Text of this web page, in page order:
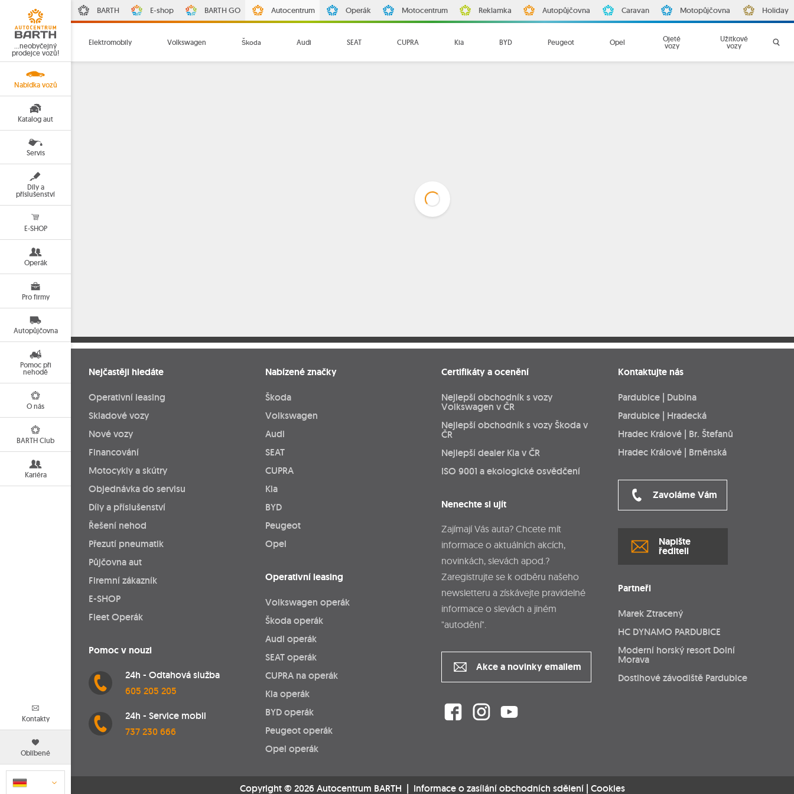
…neobyčejný
prodejce vozů!
Nabídka vozů
Katalog aut
Servis
Díly a
příslušenství
E-SHOP
Operák
Pro firmy
Autopůjčovna
Pomoc při
nehodě
O nás
BARTH Club
Kariéra
Kontakty
Oblíbené
BARTH E-shop BARTH GO Autocentrum Operák Motocentrum Reklamka Autopůjčovna Caravan Motopůjčovna Holiday
Elektromobily Volkswagen Škoda Audi SEAT CUPRA Kia BYD Peugeot Opel
Ojeté
vozy
Užitkové
vozy
Nejčastěji hledáte
Operativní leasing
Skladové vozy
Nové vozy
Financování
Motocykly a skútry
Objednávka do servisu
Díly a příslušenství
Řešení nehod
Přezutí pneumatik
Půjčovna aut
Firemní zákazník
E-SHOP
Fleet Operák
Pomoc v nouzi
24h - Odtahová služba
605 205 205
24h - Service mobil
737 230 666
Nabízené značky
Škoda
Volkswagen
Audi
SEAT
CUPRA
Kia
BYD
Peugeot
Opel
Operativní leasing
Volkswagen operák
Škoda operák
Audi operák
SEAT operák
CUPRA na operák
Kia operák
BYD operák
Peugeot operák
Opel operák
Certifikáty a ocenění
Nejlepší obchodník s vozy
Volkswagen v ČR
Nejlepší obchodník s vozy Škoda v
ČR
Nejlepší dealer Kia v ČR
ISO 9001 a ekologické osvědčení
Nenechte si ujít
Zajímají Vás auta? Chcete mít
informace o aktuálních akcích,
novinkách, slevách apod.?
Zaregistrujte se k odběru našeho
newsletteru a získávejte pravidelné
informace o slevách a jiném
"autodění".
Akce a novinky emailem
Kontaktujte nás
Pardubice | Dubina
Pardubice | Hradecká
Hradec Králové | Br. Štefanů
Hradec Králové | Brněnská
Zavoláme Vám
Napište
řediteli
Partneři
Marek Ztracený
HC DYNAMO PARDUBICE
Moderní horský resort Dolní
Morava
Dostihové závodiště Pardubice
Copyright © 2026 Autocentrum BARTH | Informace o zasílání obchodních sdělení | Cookies